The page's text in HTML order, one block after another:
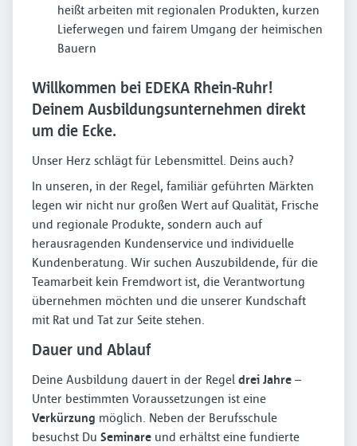
heißt arbeiten mit regionalen Produkten, kurzen
Lieferwegen und fairem Umgang der heimischen
Bauern
Willkommen bei EDEKA Rhein-Ruhr!
Deinem Ausbildungsunternehmen direkt
um die Ecke.
Unser Herz schlägt für Lebensmittel. Deins auch?
In unseren, in der Regel, familiär geführten Märkten
legen wir nicht nur großen Wert auf Qualität, Frische
und regionale Produkte, sondern auch auf
herausragenden Kundenservice und individuelle
Kundenberatung. Wir suchen Auszubildende, für die
Teamarbeit kein Fremdwort ist, die Verantwortung
übernehmen möchten und die unserer Kundschaft
mit Rat und Tat zur Seite stehen.
Dauer und Ablauf
Deine Ausbildung dauert in der Regel drei Jahre –
Unter bestimmten Voraussetzungen ist eine
Verkürzung möglich. Neben der Berufsschule
besuchst Du Seminare und erhältst eine fundierte